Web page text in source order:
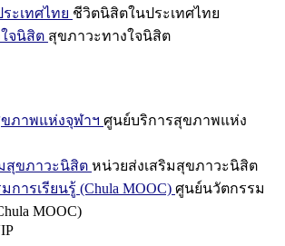
ะเทศไทย ชีวิตนิสิตในประเทศไทย
จนิสิต สุขภาวะทางใจนิสิต
ภาพแห่งจุฬาฯ ศูนย์บริการสุขภาพแห่ง
สุขภาวะนิสิต หน่วยส่งเสริมสุขภาวะนิสิต
ารเรียนรู้ (Chula MOOC) ศูนย์นวัตกรรม
MOOC)